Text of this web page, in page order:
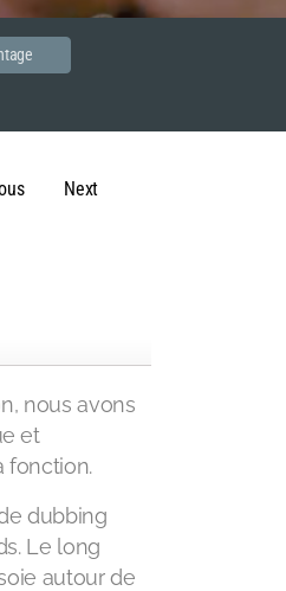
Next
nous avons
et
fonction.
dubbing
Le long
autour de